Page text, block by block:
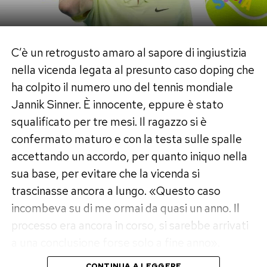
portando avanti questa difesa da tre anni contro
un Paese, la Russia, che ha scatenato una guerra
diritto internazionale. Ricapitolando: il dittatore
Putin ha voluto una guerra di invasione in
Ucraina. Le basi. Che evidentemente, a questo
giro, mancano all’uomo più potente del mondo.
Post Views: 285
C’è un retrogusto amaro al sapore di ingiustizia
nella vicenda legata al presunto caso doping che
ha colpito il numero uno del tennis mondiale
Jannik Sinner. È innocente, eppure è stato
squalificato per tre mesi. Il ragazzo si è
confermato maturo e con la testa sulle spalle
accettando un accordo, per quanto iniquo nella
sua base, per evitare che la vicenda si
trascinasse ancora a lungo. «Questo caso
incombeva su di me ormai da quasi un anno. Il
processo era ancora in corso, si sarebbe arrivati